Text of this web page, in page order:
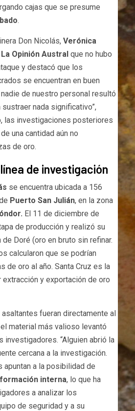
cajas que se presume
.
Don Nicolás, Verónica
La Opinión Austral que no hubo
y destacó que los
se encuentran en buen
de nuestro personal resultó
nada significativo”,
las investigaciones posteriores
una cantidad aún no
de oro.
de investigación
se encuentra ubicada a 156
Puerto San Julián, en la zona
El 11 de diciembre de
de producción y realizó su
Doré (oro en bruto sin refinar.
calcularon que se podrían
de oro al año. Santa Cruz es la
extracción y exportación de oro
fueran directamente al
material más valioso levantó
investigadores. “Alguien abrió la
cercana a la investigación.
apuntan a la posibilidad de
interna, lo que ha
a analizar los
de seguridad y a su